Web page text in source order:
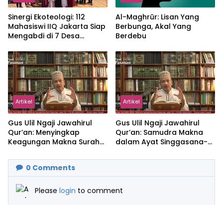
‎Sinergi Ekoteologi: 112
Mahasiswi IIQ Jakarta Siap
Mengabdi di 7 Desa
Al-Maghrūr: Lisan Yang
Berbunga, Akal Yang
Berdebu
Artikel
Gus Ulil Ngaji Jawahirul
Qur’an: Menyingkap
Keagungan Makna Surah
Artikel
Gus Ulil Ngaji Jawahirul
Qur’an: Samudra Makna
dalam Ayat Singgasana-
0 Comments
Please login to comment